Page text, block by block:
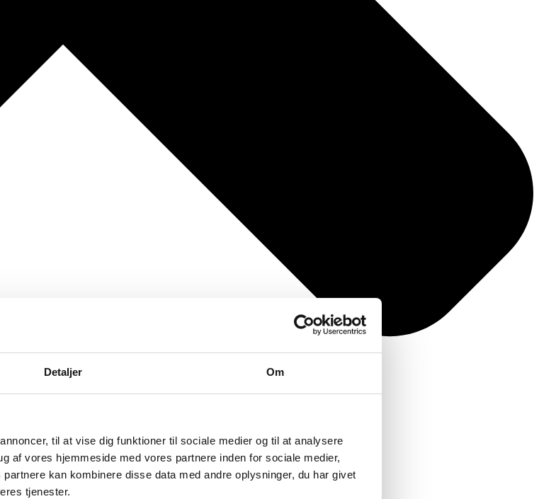
Detaljer Om
til at vise dig funktioner til sociale medier og til at analysere
af vores hjemmeside med vores partnere inden for sociale medier,
kan kombinere disse data med andre oplysninger, du har givet
tjenester.